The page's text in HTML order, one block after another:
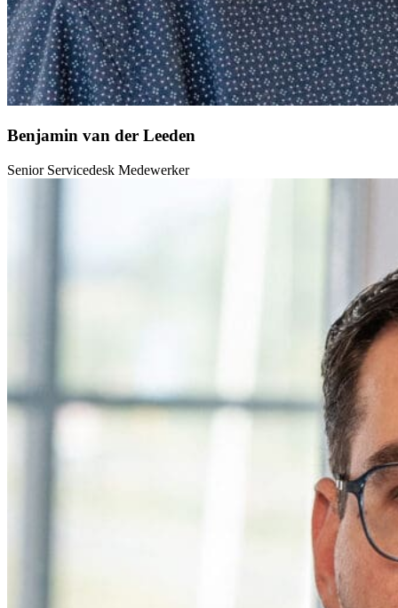
Benjamin van der Leeden
Senior Servicedesk Medewerker